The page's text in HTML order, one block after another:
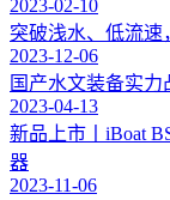
2023-02-10
突破浅水、低流速
2023-12-06
国产水文装备实力
2023-04-13
新品上市丨iBoat
器
2023-11-06